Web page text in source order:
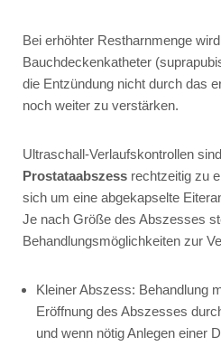
Bei erhöhter Restharnmenge
Bauchdeckenkatheter
die Entzündung nicht durch das
noch weiter zu verstärken.
Ultraschall-Verlaufskontrollen
Prostataabszess rechtzeitig zu
sich um eine abgekapselte
Je nach Größe des Abszesses
Behandlungsmöglichkeiten zur
Kleiner Abszess: Behandlung
Eröffnung des Abszesses
und wenn nötig Anlegen einer